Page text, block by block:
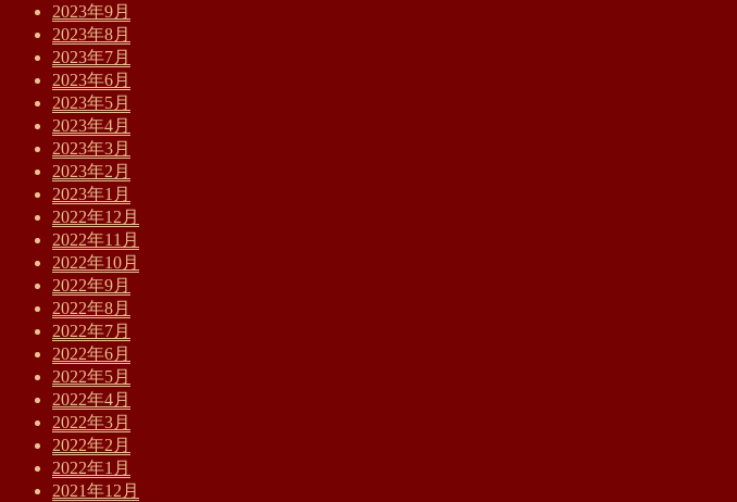
2023年9月
2023年8月
2023年7月
2023年6月
2023年5月
2023年4月
2023年3月
2023年2月
2023年1月
2022年12月
2022年11月
2022年10月
2022年9月
2022年8月
2022年7月
2022年6月
2022年5月
2022年4月
2022年3月
2022年2月
2022年1月
2021年12月